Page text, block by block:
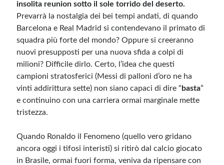
insolita reunion sotto il sole torrido del deserto.
Prevarrà la nostalgia dei bei tempi andati, di quando
Barcelona e Real Madrid si contendevano il primato di
squadra più forte del mondo? Oppure si creeranno
nuovi presupposti per una nuova sfida a colpi di
milioni? Difficile dirlo. Certo, l’idea che questi
campioni stratosferici (Messi di palloni d’oro ne ha
vinti addirittura sette) non siano capaci di dire “ basta”
e continuino con una carriera ormai marginale mette
tristezza.
Quando Ronaldo il Fenomeno (quello vero gridano
ancora oggi i tifosi interisti) si ritirò dal calcio giocato
in Brasile, ormai fuori forma, veniva da ripensare con